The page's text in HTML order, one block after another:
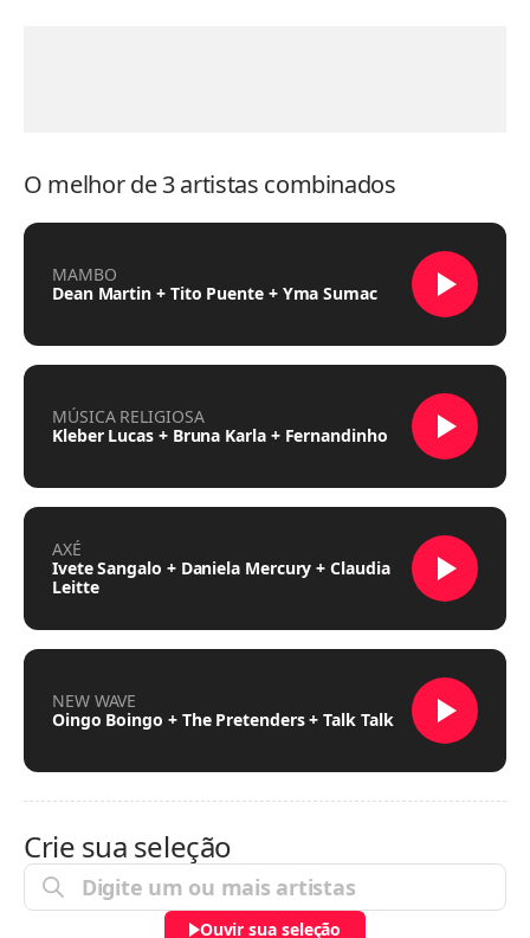
O melhor de 3 artistas combinados
MAMBO
Dean Martin + Tito Puente + Yma Sumac
MÚSICA RELIGIOSA
Kleber Lucas + Bruna Karla + Fernandinho
AXÉ
Ivete Sangalo + Daniela Mercury + Claudia
Leitte
NEW WAVE
Oingo Boingo + The Pretenders + Talk Talk
Crie sua seleção
Ouvir sua seleção